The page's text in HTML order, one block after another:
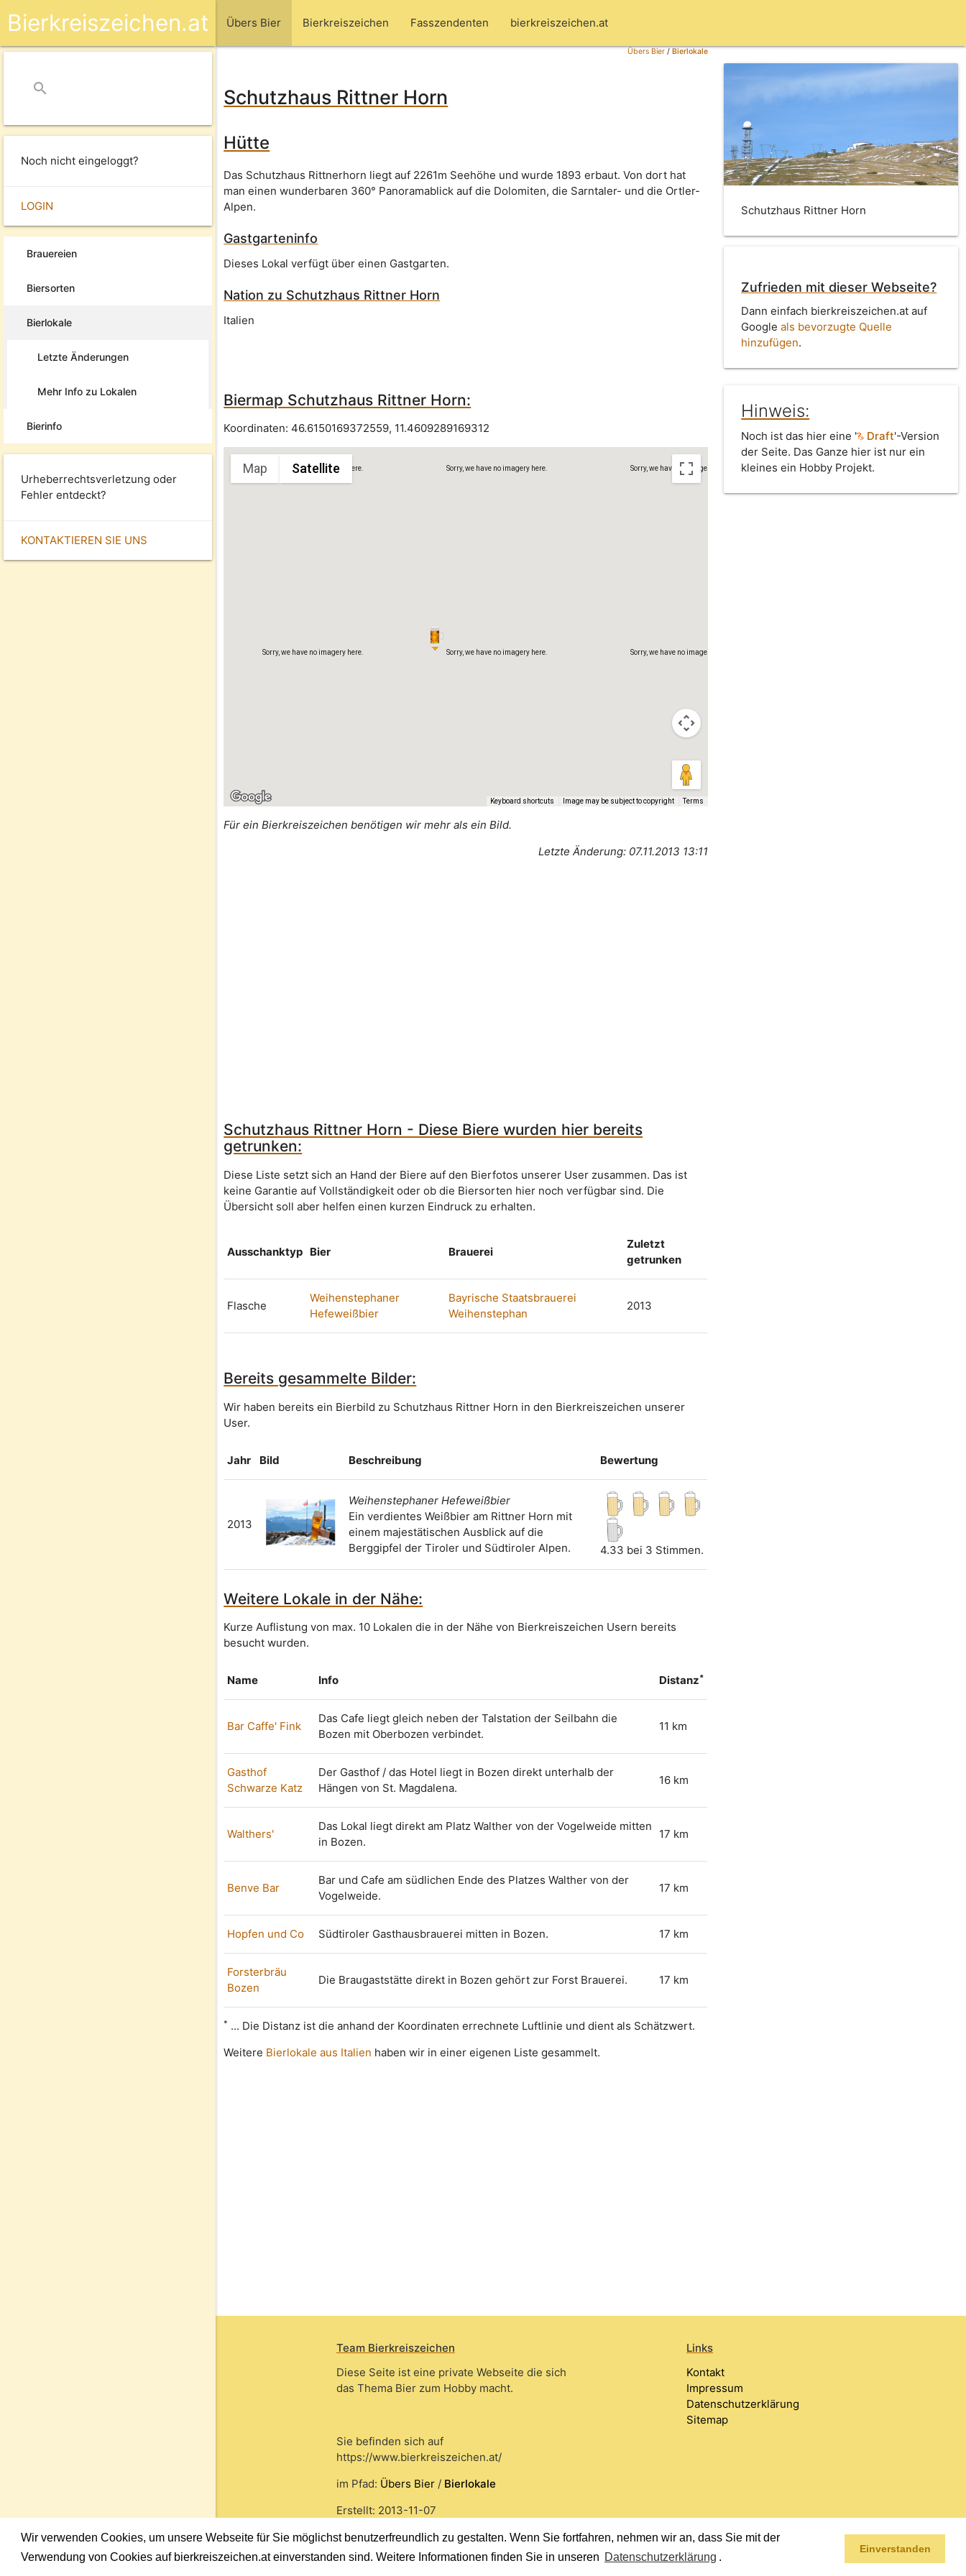
Wir verwenden Cookies, um unsere Webseite für Sie möglichst benutzerfreundlich zu gestalten. Wenn Sie fortfahren, nehmen wir an, dass Sie mit der
Verwendung von Cookies auf bierkreiszeichen.at einverstanden sind. Weitere Informationen finden Sie in unseren Datenschutzerklärung .
Einverstanden
Übers Bier Bierkreiszeichen Fasszendenten bierkreiszeichen.at
Bierkreiszeichen.at
search
Noch nicht eingeloggt?
LOGIN
Brauereien
Biersorten
Bierlokale
Letzte Änderungen
Mehr Info zu Lokalen
Bierinfo
Urheberrechtsverletzung oder
Fehler entdeckt?
KONTAKTIEREN SIE UNS
Übers Bier/Bierlokale
Schutzhaus Rittner Horn
Hütte
Das Schutzhaus Rittnerhorn liegt auf 2261m Seehöhe und wurde 1893 erbaut. Von dort hat
man einen wunderbaren 360° Panoramablick auf die Dolomiten, die Sarntaler- und die Ortler-
Alpen.
Gastgarteninfo
Dieses Lokal verfügt über einen Gastgarten.
Nation zu Schutzhaus Rittner Horn
Italien
Biermap Schutzhaus Rittner Horn:
Koordinaten:46.6150169372559, 11.4609289169312
Sorry, we have no imagery here.
Sorry, we have no imagery here.
Sorry, we have no imagery here. Sorry, we have no imagery here.
Sorry, we have no imagery here.
Sorry, we have no imagery here.
Map Satellite
Keyboard shortcuts Image may be subject to copyright Terms
Für ein Bierkreiszeichen benötigen wir mehr als ein Bild.
Letzte Änderung: 07.11.2013 13:11
Schutzhaus Rittner Horn
Zufrieden mit dieser Webseite?
Dann einfach bierkreiszeichen.at auf
Googleals bevorzugte Quelle
hinzufügen.
Hinweis:
Noch ist das hier eine ' Draft'-Version
der Seite. Das Ganze hier ist nur ein
kleines ein Hobby Projekt.
Schutzhaus Rittner Horn - Diese Biere wurden hier bereits
getrunken:
Diese Liste setzt sich an Hand der Biere auf den Bierfotos unserer User zusammen. Das ist
keine Garantie auf Vollständigkeit oder ob die Biersorten hier noch verfügbar sind. Die
Übersicht soll aber helfen einen kurzen Eindruck zu erhalten.
Ausschanktyp Bier Brauerei
Zuletzt
getrunken
Flasche
Weihenstephaner
Hefeweißbier
Bayrische Staatsbrauerei
Weihenstephan
2013
Bereits gesammelte Bilder:
Wir haben bereits ein Bierbild zu Schutzhaus Rittner Horn in den Bierkreiszeichen unserer
User.
Jahr Bild Beschreibung Bewertung
2013
Weihenstephaner Hefeweißbier
Ein verdientes Weißbier am Rittner Horn mit
einem majestätischen Ausblick auf die
Berggipfel der Tiroler und Südtiroler Alpen.
4.33 bei 3 Stimmen.
Weitere Lokale in der Nähe:
Kurze Auflistung von max. 10 Lokalen die in der Nähe von Bierkreiszeichen Usern bereits
besucht wurden.
Name Info Distanz*
Bar Caffe' Fink
Das Cafe liegt gleich neben der Talstation der Seilbahn die
Bozen mit Oberbozen verbindet.
11 km
Gasthof
Schwarze Katz
Der Gasthof / das Hotel liegt in Bozen direkt unterhalb der
Hängen von St. Magdalena.
16 km
Walthers'
Das Lokal liegt direkt am Platz Walther von der Vogelweide mitten
in Bozen.
17 km
Benve Bar
Bar und Cafe am südlichen Ende des Platzes Walther von der
Vogelweide.
17 km
Hopfen und Co Südtiroler Gasthausbrauerei mitten in Bozen. 17 km
Forsterbräu
Bozen
Die Braugaststätte direkt in Bozen gehört zur Forst Brauerei. 17 km
* ... Die Distanz ist die anhand der Koordinaten errechnete Luftlinie und dient als Schätzwert.
Weitere Bierlokale aus Italien haben wir in einer eigenen Liste gesammelt.
Team Bierkreiszeichen
Diese Seite ist eine private Webseite die sich
das Thema Bier zum Hobby macht.
Sie befinden sich auf
https://www.bierkreiszeichen.at/
im Pfad: Übers Bier/ Bierlokale
Erstellt: 2013-11-07
Links
Kontakt
Impressum
Datenschutzerklärung
Sitemap
© 2020 Copyright Team Bierkreiszeichen Impressum